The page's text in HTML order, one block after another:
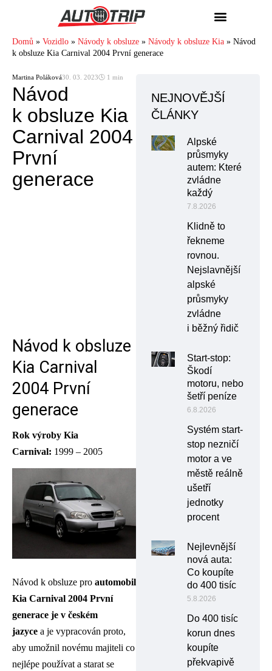
Domů » Vozidlo » Návody k obsluze » Návody k obsluze Kia » Návod
k obsluze Kia Carnival 2004 První generace
Martina Poláková30. 03. 2023🕓 1 min
Návod
k obsluze Kia
Carnival 2004
První
generace
Návod k obsluze
Kia Carnival
2004 První
generace
Rok výroby Kia
Carnival: 1999 – 2005
Návod k obsluze pro automobil
Kia Carnival 2004 První
generace je v českém
jazyce a je vypracován proto,
aby umožnil novému majiteli co
nejlépe používat a starat se
NEJNOVĚJŠÍ
ČLÁNKY
Alpské
průsmyky
autem: Které
zvládne
každý
7.8.2026
Klidně to
řekneme
rovnou.
Nejslavnější
alpské
průsmyky
zvládne
i běžný řidič
Start-stop:
Škodí
motoru, nebo
šetří peníze
6.8.2026
Systém start-
stop nezničí
motor a ve
městě reálně
ušetří
jednotky
procent
Nejlevnější
nová auta:
Co koupíte
do 400 tisíc
5.8.2026
Do 400 tisíc
korun dnes
koupíte
překvapivě